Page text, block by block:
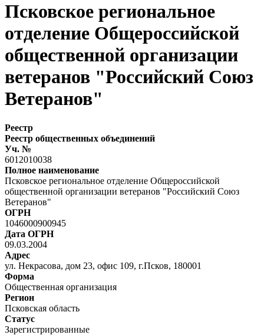
Псковское региональное
отделение Общероссийской
общественной организации
ветеранов "Российский Союз
Ветеранов"
Реестр
Реестр общественных объединений
Уч. №
6012010038
Полное наименование
Псковское региональное отделение Общероссийской
общественной организации ветеранов "Российский Союз
Ветеранов"
ОГРН
1046000900945
Дата ОГРН
09.03.2004
Адрес
ул. Некрасова, дом 23, офис 109, г.Псков, 180001
Форма
Общественная организация
Регион
Псковская область
Статус
Зарегистрированные